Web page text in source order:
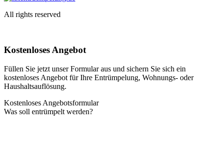
All rights reserved
Kostenloses Angebot
Füllen Sie jetzt unser Formular aus und sichern Sie sich ein
kostenloses Angebot für Ihre Entrümpelung, Wohnungs- oder
Haushaltsauflösung.
Kostenloses Angebotsformular
Was soll entrümpelt werden?